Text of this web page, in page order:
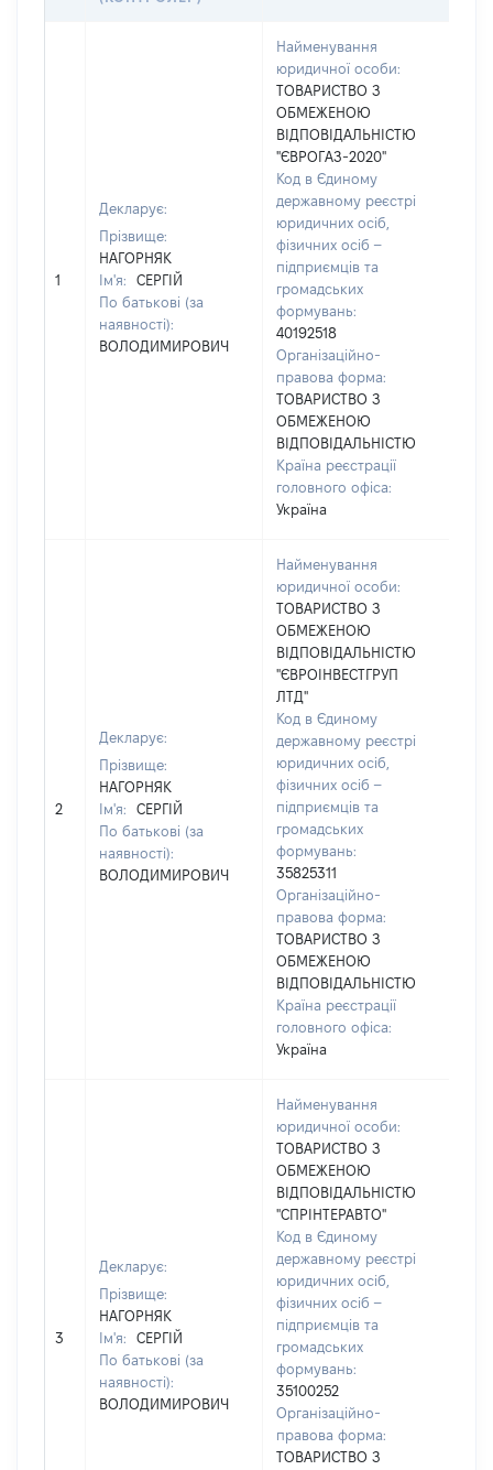
1
Декларує:
Прізвище:
НАГОРНЯК
Ім'я:
СЕРГІЙ
По батькові (за
наявності):
ВОЛОДИМИРОВИЧ
Найменування
юридичної особи:
ТОВАРИСТВО З
ОБМЕЖЕНОЮ
ВІДПОВІДАЛЬНІСТЮ
"ЄВРОГАЗ-2020"
Код в Єдиному
державному реєстрі
юридичних осіб,
фізичних осіб –
підприємців та
громадських
формувань:
40192518
Організаційно-
правова форма:
ТОВАРИСТВО З
ОБМЕЖЕНОЮ
ВІДПОВІДАЛЬНІСТЮ
Країна реєстрації
головного офіса:
Україна
2
Декларує:
Прізвище:
НАГОРНЯК
Ім'я:
СЕРГІЙ
По батькові (за
наявності):
ВОЛОДИМИРОВИЧ
Найменування
юридичної особи:
ТОВАРИСТВО З
ОБМЕЖЕНОЮ
ВІДПОВІДАЛЬНІСТЮ
"ЄВРОІНВЕСТГРУП
ЛТД"
Код в Єдиному
державному реєстрі
юридичних осіб,
фізичних осіб –
підприємців та
громадських
формувань:
35825311
Організаційно-
правова форма:
ТОВАРИСТВО З
ОБМЕЖЕНОЮ
ВІДПОВІДАЛЬНІСТЮ
Країна реєстрації
головного офіса:
Україна
3
Декларує:
Прізвище:
НАГОРНЯК
Ім'я:
СЕРГІЙ
По батькові (за
наявності):
ВОЛОДИМИРОВИЧ
Найменування
юридичної особи:
ТОВАРИСТВО З
ОБМЕЖЕНОЮ
ВІДПОВІДАЛЬНІСТЮ
"СПРІНТЕРАВТО"
Код в Єдиному
державному реєстрі
юридичних осіб,
фізичних осіб –
підприємців та
громадських
формувань:
35100252
Організаційно-
правова форма:
ТОВАРИСТВО З